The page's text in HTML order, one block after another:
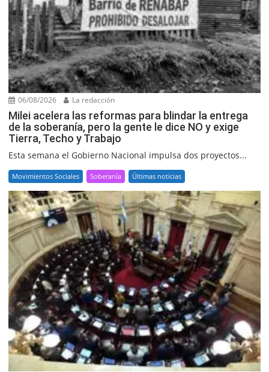
06/08/2026 La redacción
Milei acelera las reformas para blindar la entrega
de la soberanía, pero la gente le dice NO y exige
Tierra, Techo y Trabajo
Esta semana el Gobierno Nacional impulsa dos proyectos...
Movimientos Sociales Soberanía Últimas noticias